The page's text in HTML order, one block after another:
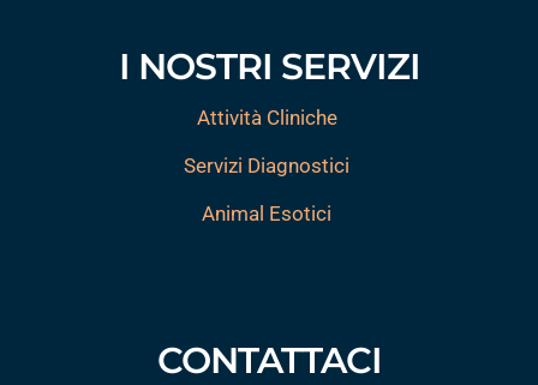
I NOSTRI SERVIZI
Attività Cliniche
Servizi Diagnostici
Animal Esotici
CONTATTACI